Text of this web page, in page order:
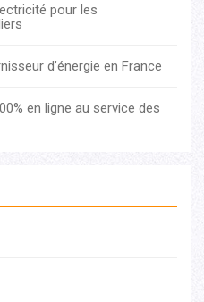
pour les
d’énergie en France
en ligne au service des